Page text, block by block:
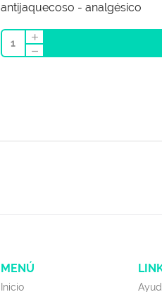
antijaquecoso - analgésico
1
MENÚ
Inicio